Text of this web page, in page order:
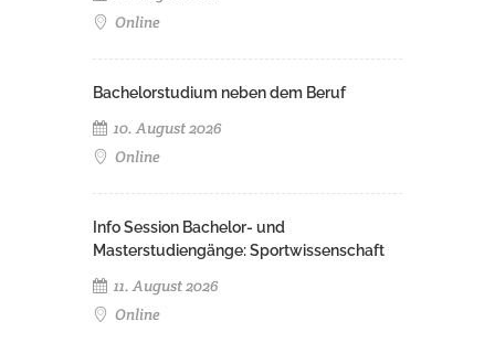
Online
Bachelorstudium neben dem Beruf
10. August 2026
Online
Info Session Bachelor- und
Masterstudiengänge: Sportwissenschaft
11. August 2026
Online